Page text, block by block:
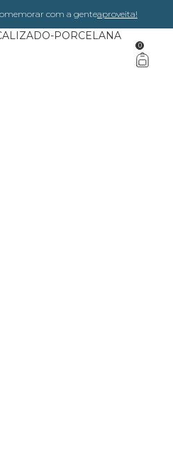
com a genteaproveita!
0